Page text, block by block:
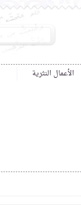
الأعمال النثرية